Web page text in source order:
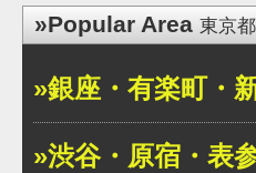
»Popular Area東京
»銀座・有楽町・
»渋谷・原宿・表